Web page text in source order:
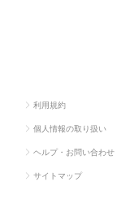
利用規約
個人情報の取り扱い
ヘルプ・お問い合わせ
サイトマップ